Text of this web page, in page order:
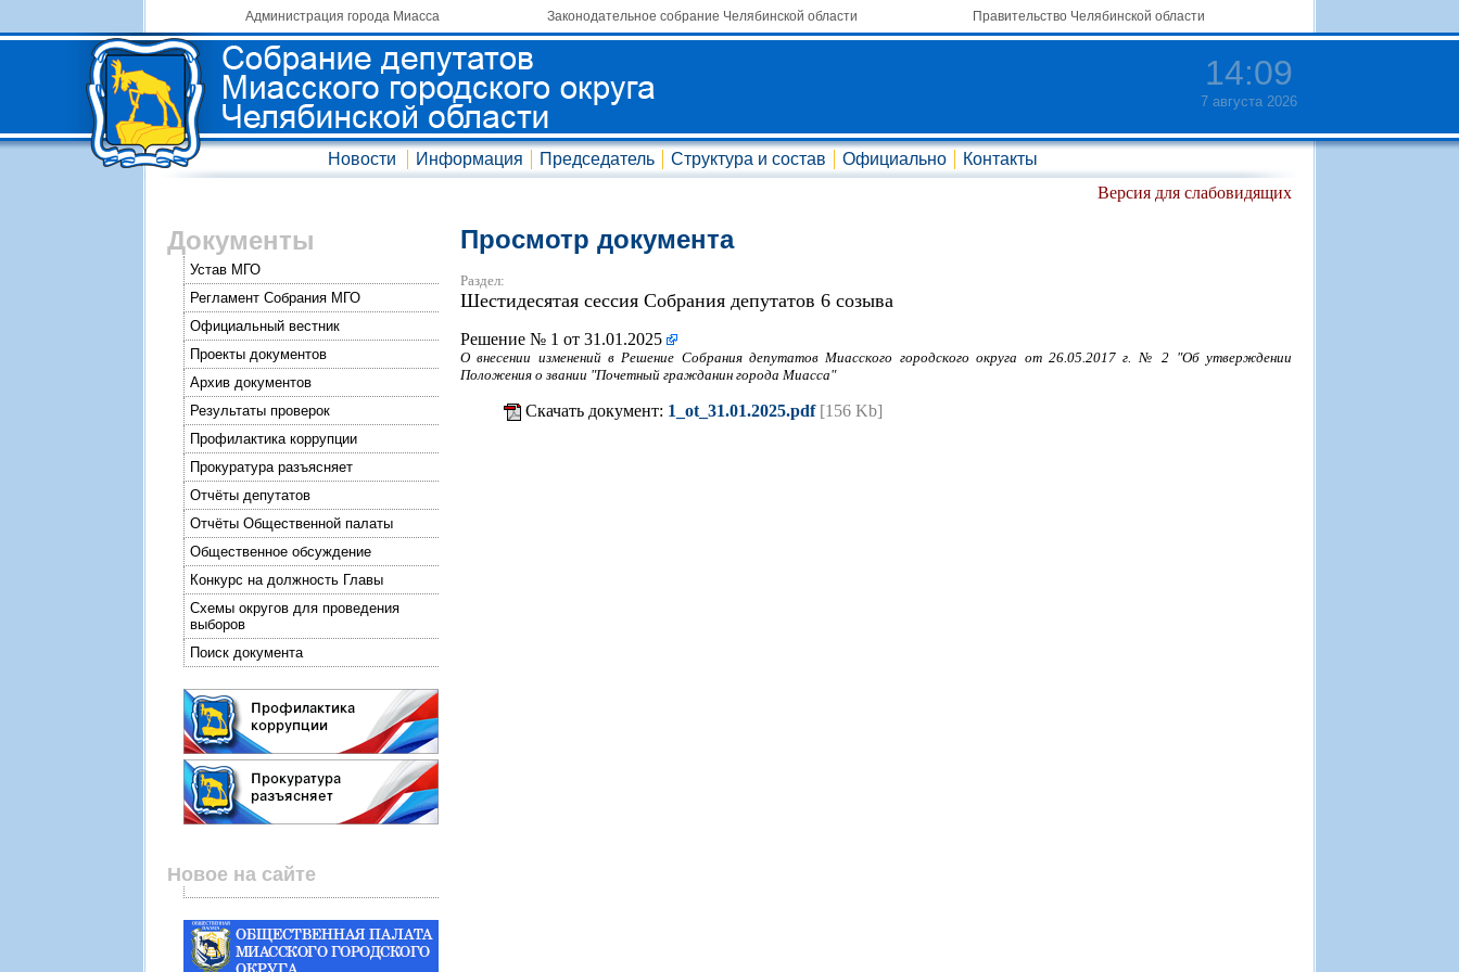
Администрация города Миасса Законодательное собрание Челябинской области Правительство Челябинской области
14:09
7 августа 2026
Новости Информация Председатель Структура и состав Официально
Контакты
Версия для слабовидящих
Документы
Устав МГО
Регламент Собрания МГО
Официальный вестник
Проекты документов
Архив документов
Результаты проверок
Профилактика коррупции
Прокуратура разъясняет
Отчёты депутатов
Отчёты Общественной палаты
Общественное обсуждение
Конкурс на должность Главы
Схемы округов для проведения
выборов
Поиск документа
Новое на сайте
Просмотр документа
Раздел:
Шестидесятая сессия Собрания депутатов 6 созыва
Решение № 1 от 31.01.2025
О внесении изменений в Решение Собрания депутатов Миасского городского округа от 26.05.2017 г. № 2 "Об утверждении
Положения о звании "Почетный гражданин города Миасса"
Скачать документ: 1_ot_31.01.2025.pdf [156 Kb]